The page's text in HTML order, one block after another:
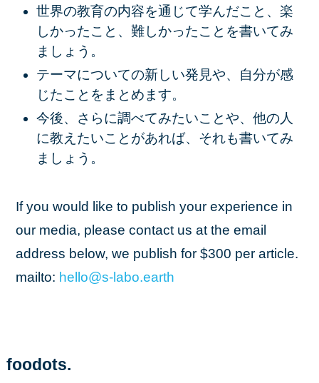
世界の教育の内容を通じて学んだこと、楽
しかったこと、難しかったことを書いてみ
ましょう。
テーマについての新しい発見や、自分が感
じたことをまとめます。
今後、さらに調べてみたいことや、他の人
に教えたいことがあれば、それも書いてみ
ましょう。
If you would like to publish your experience in
our media, please contact us at the email
address below, we publish for $300 per article.
mailto: hello@s-labo.earth
foodots.